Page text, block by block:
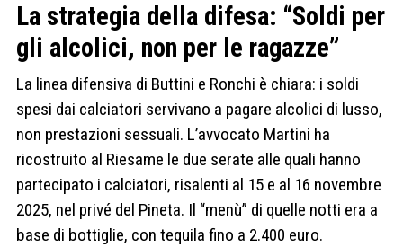
La strategia della difesa: “Soldi per
gli alcolici, non per le ragazze”
La linea difensiva di Buttini e Ronchi è chiara: i soldi
spesi dai calciatori servivano a pagare alcolici di lusso,
non prestazioni sessuali. L’avvocato Martini ha
ricostruito al Riesame le due serate alle quali hanno
partecipato i calciatori, risalenti al 15 e al 16 novembre
2025, nel privé del Pineta. Il “menù” di quelle notti era a
base di bottiglie, con tequila fino a 2.400 euro.